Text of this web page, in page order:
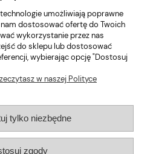
Pomoc
konto
© mabaje
Shoper Premium
umożliwiają poprawne
dostosować ofertę do Twoich
wykorzystanie przez nas
do sklepu lub dostosować
wybierając opcję "Dostosuj
w naszej Polityce
tylko niezbędne
zgody